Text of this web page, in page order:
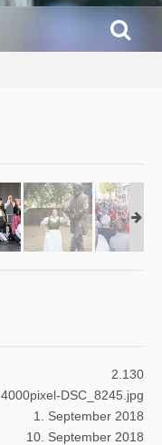
2.130
4000pixel-DSC_8245.jpg
1. September 2018
10. September 2018